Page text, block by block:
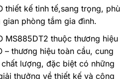
thiết kế tinh tế,sang trọng, phù
phòng tắm gia đình.
MS885DT2 thuộc thương hiệu
– thương hiệu toàn cầu, cung
lượng, đặc biệt có những
thưởng về thiết kế và công